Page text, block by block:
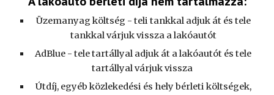
Üzemanyag költség - teli tankkal adjuk át és tele
tankkal várjuk vissza a lakóautót
AdBlue - teletartállyal adjuk át a lakóautót és tele
tartállyalvárjuk vissza
Útdíj, egyéb közlekedési és hely bérleti költségek,